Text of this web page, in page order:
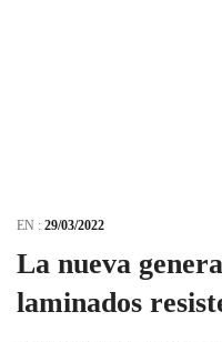
EN : 29/03/2022
La nueva
laminados